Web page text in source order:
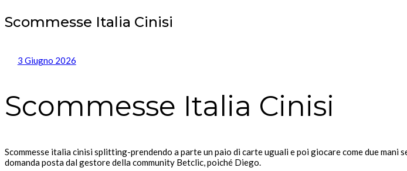
Scommesse Italia Cinisi
3 Giugno 2026
Scommesse Italia Cinisi
Scommesse italia cinisi splitting-prendendo a parte un paio di carte uguali e poi giocare come due
domanda posta dal gestore della community Betclic, poiché Diego.